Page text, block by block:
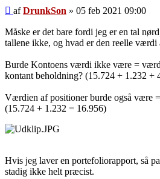
Indlæg
afDrunkSon » 05 feb 2021 09:00
Måske er det bare fordi jeg er en tal
tallene ikke, og hvad er den reelle værdi
Burde Kontoens værdi ikke være =
kontant beholdning? (15.724 + 1.232 +
Værdien af positioner burde også være
(15.724 + 1.232 = 16.956)
Hvis jeg laver en portefoliorapport, så
stadig ikke helt præcist.